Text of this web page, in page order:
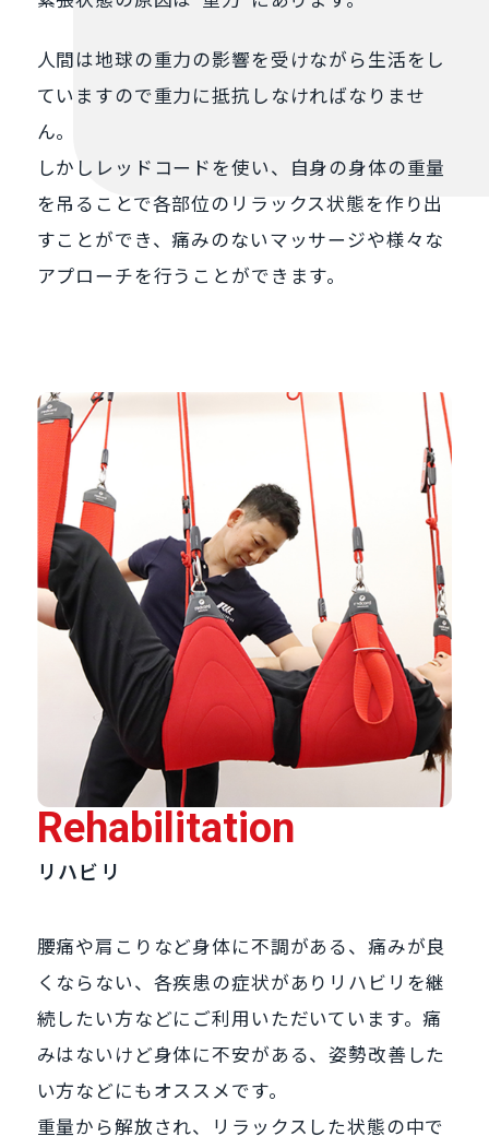
人間は地球の重力の影響を受けながら生活をし
ていますので重力に抵抗しなければなりませ
ん。
しかしレッドコードを使い、自身の身体の重量
を吊ることで各部位のリラックス状態を作り出
すことができ、痛みのないマッサージや様々な
アプローチを行うことができます。
Rehabilitation
リハビリ
腰痛や肩こりなど身体に不調がある、痛みが良
くならない、各疾患の症状がありリハビリを継
続したい方などにご利用いただいています。痛
みはないけど身体に不安がある、姿勢改善した
い方などにもオススメです。
重量から解放され、リラックスした状態の中で